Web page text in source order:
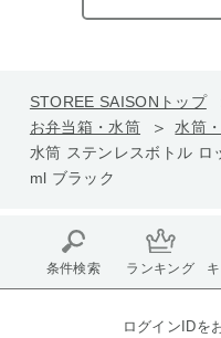
STOREE SAISONトップ
お弁当箱・水筒
水筒
水筒 ステンレスボトル ロ
ml ブラック
条件検索 ランキング
ログインIDを